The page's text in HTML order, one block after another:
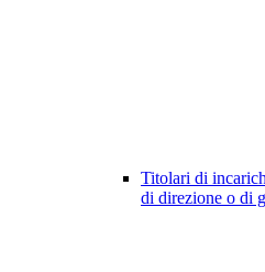
Titolari di
di direzione o di